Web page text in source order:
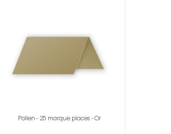
Pollen - 25 marque places - Or